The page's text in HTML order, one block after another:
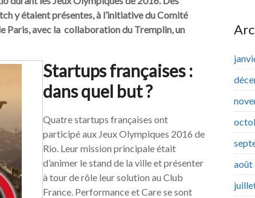
y étaient présentes, à l’initiative du Comité
Paris, avec la collaboration du Tremplin, un
Startups françaises :
dans quel but ?
Quatre startups françaises ont
participé aux Jeux Olympiques 2016 de
Rio. Leur mission principale était
d’animer le stand de la ville et présenter
à tour de rôle leur solution au Club
France. Performance et Care se sont
août